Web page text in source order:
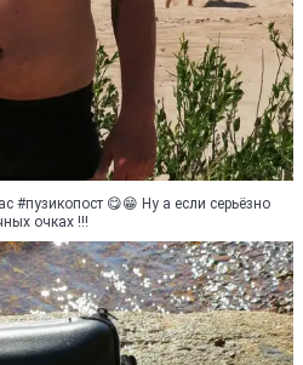
#пузикопост 😋😁 Ну а если серьёзно
очках !!!